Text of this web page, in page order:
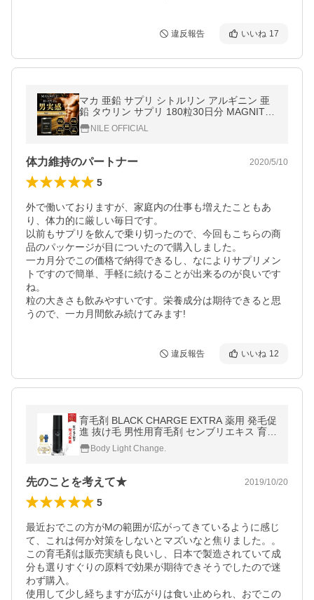
違反報告 いいね 17
マカ 亜鉛 サプリ シトルリン アルギニン 亜
鉛 タウリン サプリ 180粒30日分 MAGNITE
マグナイト 幸せラボ 送料無料 BULKEY バル
キー ※精力剤ではなくサプリ
NILE OFFICIAL
体力維持のパートナー 2020/5/10
5
外で働いておりますが、家庭内の仕事も増えたこともあ
り、体力的に厳しい毎日です。
以前もサプリを飲んで乗り切ったので、今回もこちらの商
品のパッケージが目についたので購入しました。
一カ月分でこの価格で納得できるし、なによりサプリメン
トですので簡単、手軽に続けることが出来るのが良いです
ね。
粒の大きさも飲みやすいです。栄養成分は期待できると思
うので、一カ月間飲み続けてみます!
違反報告 いいね 12
育毛剤 BLACK CHARGE EXTRA 薬用 発毛促
進 抜け毛 男性用育毛剤 センブリエキス 育毛
トニック 送料無料 REQST DIO［医薬部外
品］Body Light Change.
先のことを考えて★ 2019/10/20
5
最近おでこの方がMの範囲が広がってきているように感じ
て、これは何か対策をしないとマズいなと焦りました。。
この育毛剤は販売実績も良いし、日本で製造されていて成
分も選りすぐりの原料で効果が期待できそうでしたので迷
わず購入。
使用して少し経ちますが広がりは食い止められ、おでこの